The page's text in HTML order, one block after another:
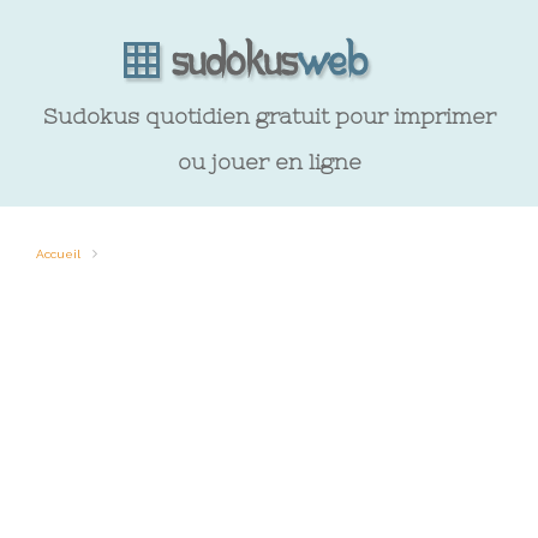
Sudokus quotidien gratuit pour imprimer
ou jouer en ligne
Accueil